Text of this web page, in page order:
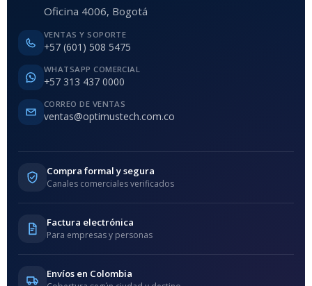
Oficina 4006, Bogotá
VENTAS Y SOPORTE
+57 (601) 508 5475
WHATSAPP COMERCIAL
+57 313 437 0000
CORREO DE VENTAS
ventas@optimustech.com.co
Compra formal y segura
Canales comerciales verificados
Factura electrónica
Para empresas y personas
Envíos en Colombia